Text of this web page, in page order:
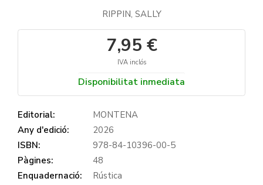
RIPPIN, SALLY
7,95 €
IVA inclós
Disponibilitat inmediata
Editorial:
MONTENA
Any d'edició:
2026
ISBN:
978-84-10396-00-5
Pàgines:
48
Enquadernació:
Rústica